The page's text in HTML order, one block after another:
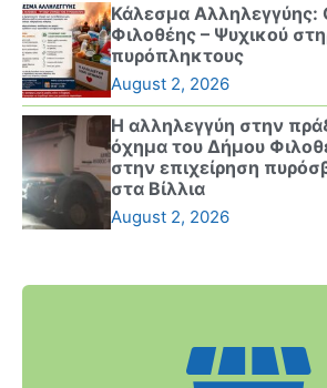
Κάλεσμα
Φιλοθέης – Ψυχικού
πυρόπληκτους
August 2, 2026
Η αλληλεγγύη στην
όχημα του Δήμου
στην επιχείρηση
στα Βίλλια
August 2, 2026